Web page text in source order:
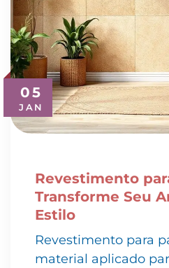
05
JAN
Revestimento
Transforme Seu
Estilo
Revestimento para
material aplicado